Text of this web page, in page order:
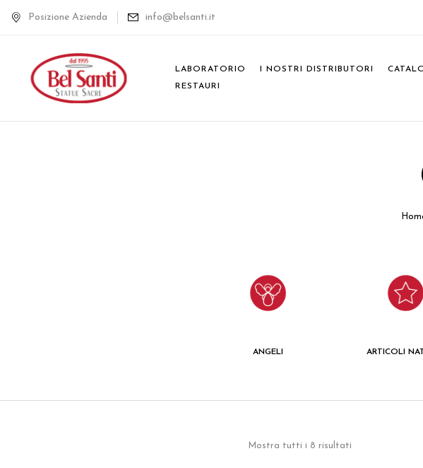
Posizione Azienda info@belsanti.it
LABORATORIO I NOSTRI DISTRIBUTORI
RESTAURI
ANGELI ARTICOLI
Mostra tutti i 8 risultati